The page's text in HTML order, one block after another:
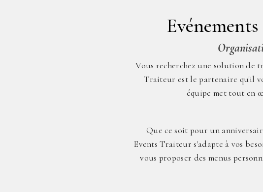
Vous recherchez une solution de
Traiteur est le partenaire qu'il
équipe met tout en
Que ce soit pour un
Events Traiteur s'adapte à vos
vous proposer des menus